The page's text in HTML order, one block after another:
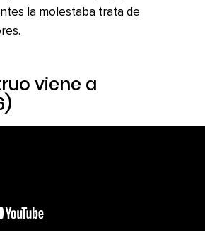
la molestaba trata de
viene a